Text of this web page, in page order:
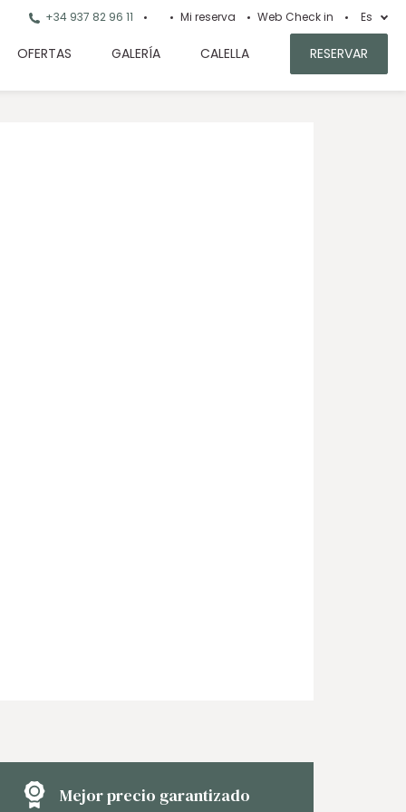
+34 937 82 96 11 Mi reserva Web Check in Es
OFERTAS GALERÍA CALELLA RESERVAR
Mejor precio garantizado